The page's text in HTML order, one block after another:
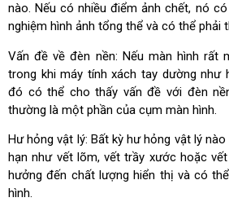
nào. Nếu có nhiều điểm ảnh chết, nó
nghiệm hình ảnh tổng thể và có thể phải
Vấn đề về đèn nền: Nếu màn hình rất
trong khi máy tính xách tay dường như
đó có thể cho thấy vấn đề với đèn
thường là một phần của cụm màn hình.
Hư hỏng vật lý: Bất kỳ hư hỏng vật lý
hạn như vết lõm, vết trầy xước hoặc
hưởng đến chất lượng hiển thị và có
hình.